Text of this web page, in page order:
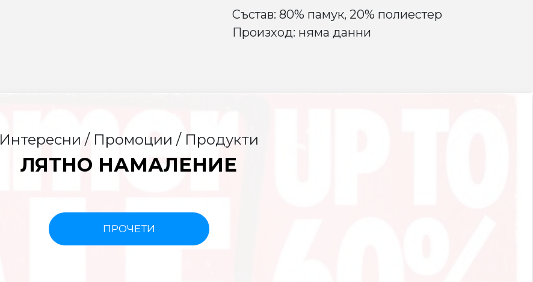
Състав: 80% памук, 20% полиестер
Произход: няма данни
Интересни / Промоции / Продукти
ЛЯТНО НАМАЛЕНИЕ
ПРОЧЕТИ